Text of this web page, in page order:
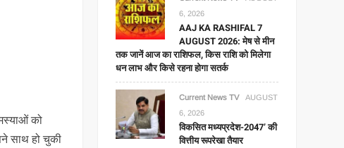
को
साथ हो चुकी
6, 2026
AAJ KA RASHIFAL 7
AUGUST 2026: मेष से मीन
तक जानें आज का राशिफल, किस राशि को मिलेगा
धन लाभ और किसे रहना होगा सतर्क
Current News TV
AUGUST
6, 2026
विकसित मध्यप्रदेश-2047’ की
वित्तीय रूपरेखा तैयार